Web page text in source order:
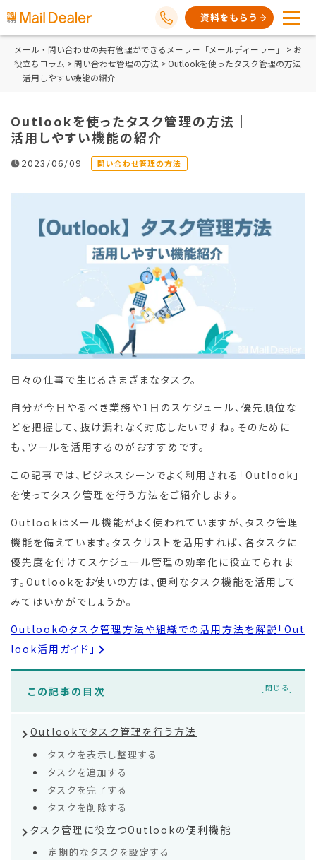
資料をもらう
メール・問い合わせの共有管理ができるメーラー「メールディーラー」 > お
役立ちコラム > 問い合わせ管理の方法 > Outlookを使ったタスク管理の方法
｜活用しやすい機能の紹介
Outlookを使ったタスク管理の方法｜
活用しやすい機能の紹介
2023/06/09 問い合わせ管理の方法
日々の仕事で生じるさまざまなタスク。
自分が今日やるべき業務や1日のスケジュール、優先順位な
どを把握して、抜け漏れなく対応したいですね。そのために
も、ツールを活用するのがおすすめです。
この記事では、ビジネスシーンでよく利用される「Outlook」
を使ってタスク管理を行う方法をご紹介します。
Outlookはメール機能がよく使われていますが、タスク管理
機能を備えています。タスクリストを活用すれば、各タスクに
優先度を付けてスケジュール管理の効率化に役立てられま
す。Outlookをお使いの方は、便利なタスク機能を活用して
みてはいかがでしょうか。
Outlookのタスク管理方法や組織での活用方法を解説「Out
look活用ガイド」
この記事の目次
Outlookでタスク管理を行う方法
タスクを表示し整理する
タスクを追加する
タスクを完了する
タスクを削除する
タスク管理に役立つOutlookの便利機能
定期的なタスクを設定する